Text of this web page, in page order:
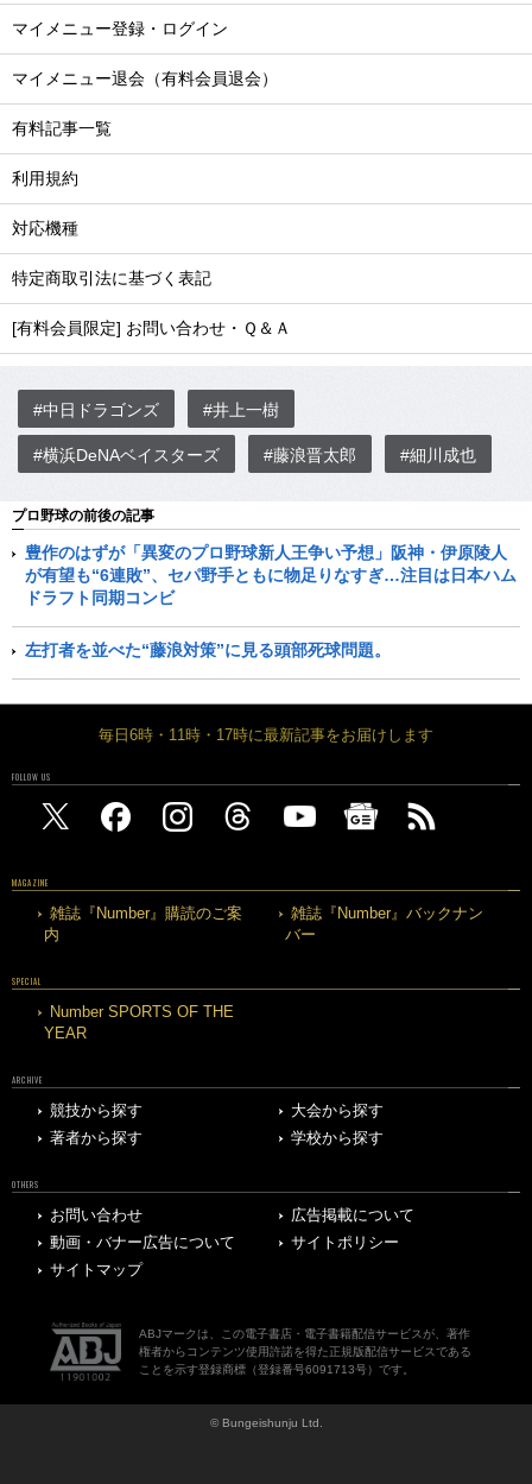
マイメニュー登録・ログイン
マイメニュー退会（有料会員退会）
有料記事一覧
利用規約
対応機種
特定商取引法に基づく表記
[有料会員限定] お問い合わせ・Ｑ＆Ａ
#中日ドラゴンズ #井上一樹
#横浜DeNAベイスターズ #藤浪晋太郎 #細川成也
プロ野球の前後の記事
豊作のはずが「異変のプロ野球新人王争い予想」阪神・伊原陵人
が有望も“6連敗”、セパ野手ともに物足りなすぎ…注目は日本ハム
ドラフト同期コンビ
左打者を並べた“藤浪対策”に見る頭部死球問題。
毎日6時・11時・17時に最新記事をお届けします
FOLLOW US
MAGAZINE
雑誌『Number』購読のご案
内
雑誌『Number』バックナン
バー
SPECIAL
Number SPORTS OF THE
YEAR
ARCHIVE
競技から探す
大会から探す
著者から探す
学校から探す
OTHERS
お問い合わせ
広告掲載について
動画・バナー広告について
サイトポリシー
サイトマップ
ABJマークは、この電子書店・電子書籍配信サービスが、著作
権者からコンテンツ使用許諾を得た正規版配信サービスである
ことを示す登録商標（登録番号6091713号）です。
© Bungeishunju Ltd.